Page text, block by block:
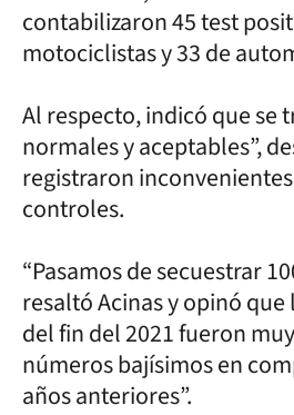
contabilizaron 45 test
motociclistas y 33 de
Al respecto, indicó que se
normales y aceptables”,
registraron
controles.
“Pasamos de secuestrar
resaltó Acinas y opinó
del fin del 2021 fueron
números bajísimos en
años anteriores”.